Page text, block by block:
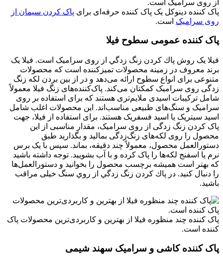
پاک کننده دینوکل یک پاک کننده حرفه‌ای برای پاک کردن سیمان از
روی سرامیک است.
پاک کننده عمومی سطوح فیلا
فیلا یک روش پاك كردن زنگ زدگي از روی سرامیک است. فیلا یک
برند معروف در زمینه محصولات تمیزکننده است که محصولات
متنوعی برای انواع سطوح ارائه می‌دهد و در از بین بردن لکه زنگ
زدگی روی سرامیک کمکتان می‌کند. پاک‌کننده‌های زنگ فیلا معمولاً
شامل ترکیبات اسیدی ملایم‌تری هستند که برای استفاده بر روی
سرامیک و سنگ‌های طبیعی مناسب‌اند. این محصولات اغلب شامل
اسید سیتریک یا اسید فسفریک هستند. برای استفاده از فیلا، جهت
پاک کردن زنگ زدگی از روی سرامیک، مقدار مناسبی از این
محصول را روی لکه‌های زنگ‌‌زدگی بمالید و بگذارید طبق
دستورالعمل محصول، معمولاً چند دقیقه، بماند. سپس با یک برس
نرم یا اسفنج لکه‌ها را پاک کرده و با آب بشویید. توجه داشته باشید
که بهتر است همیشه برچسب محصول را بخوانید و دستورالعمل‌ها
را دنبال کنید. در پاك كردن زنگ زدگي از روي سنگ خیلی مراقب
باشید.
پاک کننده چند منظوره فیلا از بهترین و کاربردی‌ترین محصولات پاک
کننده است.
پاک کننده کاشی و سرامیک سهند شیمی